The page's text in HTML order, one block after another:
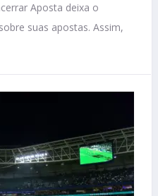
Aposta deixa o
suas apostas. Assim,